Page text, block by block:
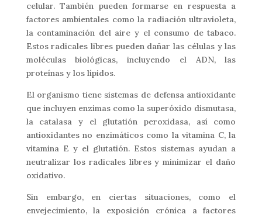
celular. También pueden formarse en respuesta a
factores ambientales como la radiación ultravioleta,
la contaminación del aire y el consumo de tabaco.
Estos radicales libres pueden dañar las células y las
moléculas biológicas, incluyendo el ADN, las
proteínas y los lípidos.
El organismo tiene sistemas de defensa antioxidante
que incluyen enzimas como la superóxido dismutasa,
la catalasa y el glutatión peroxidasa, así como
antioxidantes no enzimáticos como la vitamina C, la
vitamina E y el glutatión. Estos sistemas ayudan a
neutralizar los radicales libres y minimizar el daño
oxidativo.
Sin embargo, en ciertas situaciones, como el
envejecimiento, la exposición crónica a factores